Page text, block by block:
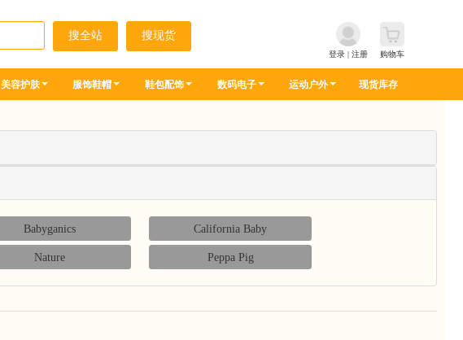
登录 | 注册 购物车
美容护肤 服饰鞋帽 鞋包配饰 数码电子 运动户外 现货库存
Babyganics California Baby
Nature Peppa Pig